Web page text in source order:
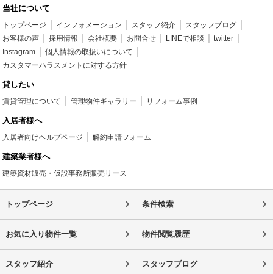
当社について
トップページ インフォメーション スタッフ紹介
スタッフブログ
お客様の声
採用情報 会社概要 お問合せ LINEで相談
twitter
Instagram
個人情報の取扱いについて
カスタマーハラスメントに対する方針
貸したい
賃貸管理について 管理物件ギャラリー リフォーム事例
入居者様へ
入居者向けヘルプページ 解約申請フォーム
建築業者様へ
建築資材販売・仮設事務所販売リース
トップページ 条件検索
お気に入り物件一覧 物件閲覧履歴
スタッフ紹介 スタッフブログ